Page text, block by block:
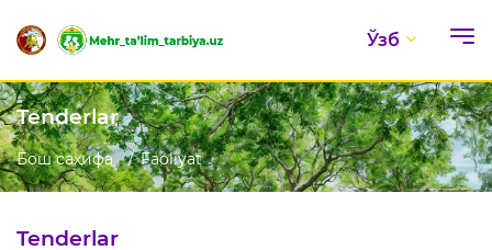
Ўзб
Tenderlar
Бош саҳифа Faoliyat
Tenderlar